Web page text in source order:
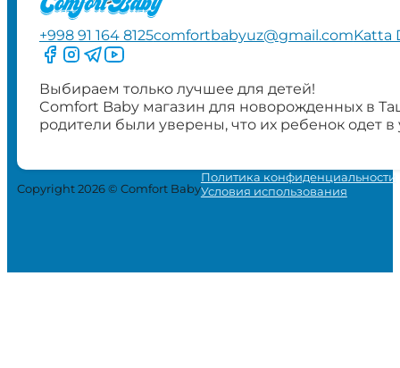
+998 91 164 8125comfortbabyuz@gmail.comKatta
Следите за нами на Facebook
Следите за нами в Instagram
Следите за нами в Telegram
Следите за нами в YouTube
Выбираем только лучшее для детей!
Comfort Baby магазин для новорожденных в
родители были уверены, что их ребенок одет
Copyright 2026 © Comfort Baby
Политика конфиденциальности
Условия использования